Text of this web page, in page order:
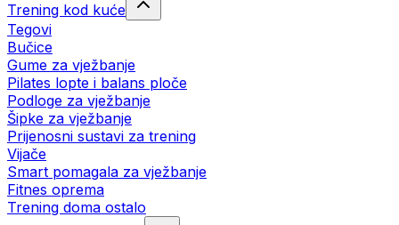
Trening kod kuće
Tegovi
Bučice
Gume za vježbanje
Pilates lopte i balans ploče
Podloge za vježbanje
Šipke za vježbanje
Prijenosni sustavi za trening
Vijače
Smart pomagala za vježbanje
Fitnes oprema
Trening doma ostalo